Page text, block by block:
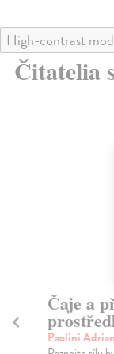
High-contrast
Čitatelia
Čaje a
Paolini